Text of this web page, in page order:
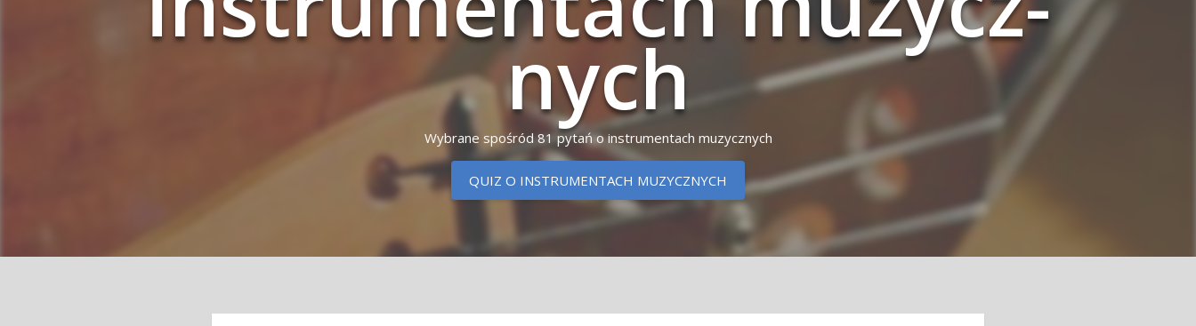
nych
Wybrane spośród 81 pytań o instrumentach muzycznych
QUIZ O INSTRUMENTACH MUZYCZNYCH